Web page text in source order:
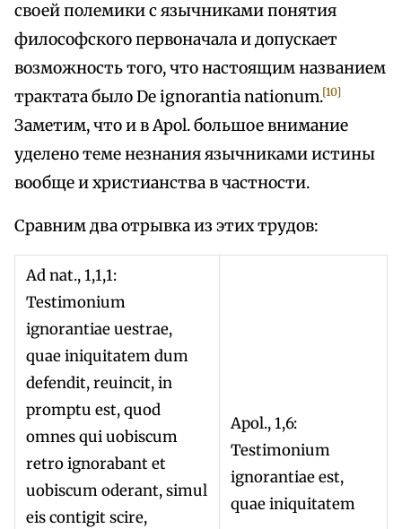
своей полемики с язычниками понятия
философского первоначала и допускает
возможность того, что настоящим названием
трактата было De ignorantia nationum.[10]
Заметим, что и в Apol. большое внимание
уделено теме незнания язычниками истины
вообще и христианства в частности.
Сравним два отрывка из этих трудов:
Ad nat., 1,1,1:
Testimonium
ignorantiae uestrae,
quae iniquitatem dum
defendit, reuincit, in
promptu est, quod
omnes qui uobiscum
retro ignorabant et
uobiscum oderant, simul
eis contigit scire,
Apol., 1,6:
Testimonium
ignorantiae est,
quae iniquitatem